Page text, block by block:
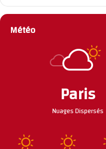
Météo
Paris
Nuages Dispersés